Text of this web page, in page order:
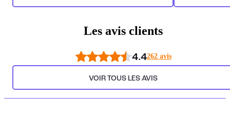
Les avis clients
4.4262 avis
VOIR TOUS LES AVIS